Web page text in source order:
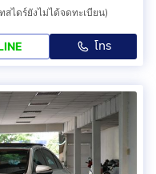
สไดร์ยังไม่ได้จดทะเบียน)
โทร